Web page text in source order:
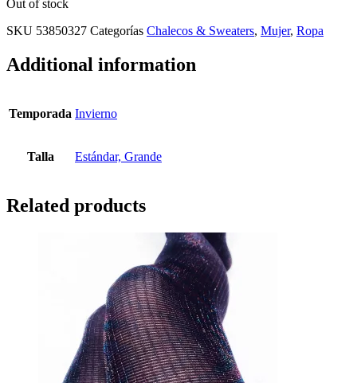
Out of stock
SKU 53850327 Categorías Chalecos & Sweaters, Mujer, Ropa
Additional information
Temporada Invierno
Talla Estándar, Grande
Related products